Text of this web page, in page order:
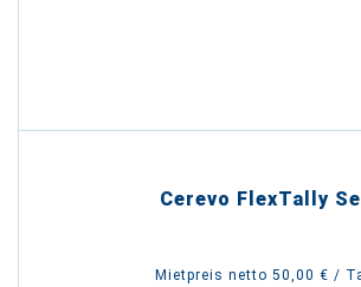
Cerevo FlexTally
Mietpreis netto 50,00 € /